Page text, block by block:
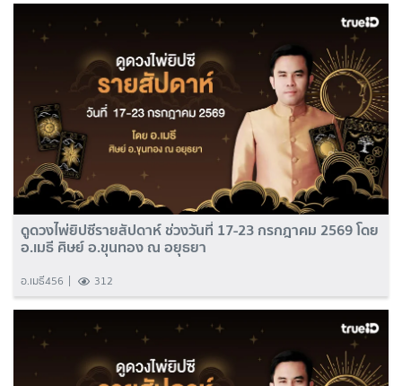
ดูดวงไพ่ยิปซีรายสัปดาห์ ช่วงวันที่ 17-23 กรกฎาคม 2569 โดย
อ.เมธี ศิษย์ อ.ขุนทอง ณ อยุธยา
อ.เมธี456 312